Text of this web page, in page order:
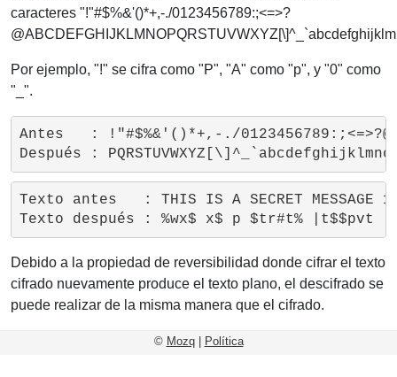
caracteres "!"#$%&'()*+,-./0123456789:;<=>?
Por ejemplo, "!" se cifra como "P", "A" como "p", y "0" como
"_".
Antes   : !"#$%&'()*+,-./
Texto antes   : THIS IS A SECRET MESSAGE
Debido a la propiedad de reversibilidad donde cifrar el texto
cifrado nuevamente produce el texto plano, el descifrado se
puede realizar de la misma manera que el cifrado.
© Mozq| Política